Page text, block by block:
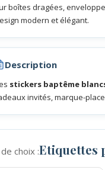
boîtes dragées,
modern et élégant.
Description
stickers baptême
invités, marque-
choix :Etiquettes